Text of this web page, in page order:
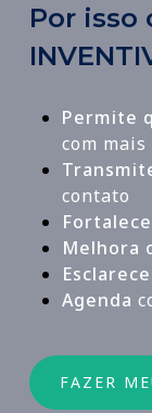
Por isso
Permite
com
contato
Melhora
Agenda
FAZER